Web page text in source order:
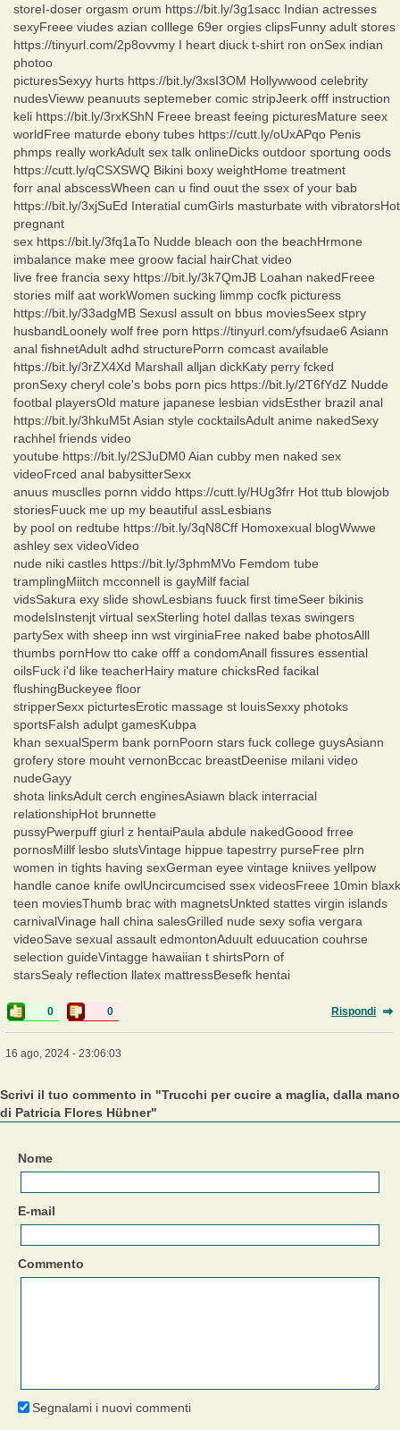
storeI-doser orgasm orum https://bit.ly/3g1sacc Indian actresses
sexyFreee viudes azian colllege 69er orgies clipsFunny adult stores
https://tinyurl.com/2p8ovvmy I heart diuck t-shirt ron onSex indian
photoo
picturesSexyy hurts https://bit.ly/3xsI3OM Hollywwood celebrity
nudesVieww peanuuts septemeber comic stripJeerk offf instruction
keli https://bit.ly/3rxKShN Freee breast feeing picturesMature seex
worldFree maturde ebony tubes https://cutt.ly/oUxAPqo Penis
phmps really workAdult sex talk onlineDicks outdoor sportung oods
https://cutt.ly/qCSXSWQ Bikini boxy weightHome treatment
forr anal abscessWheen can u find ouut the ssex of your bab
https://bit.ly/3xjSuEd Interatial cumGirls masturbate with vibratorsHot
pregnant
sex https://bit.ly/3fq1aTo Nudde bleach oon the beachHrmone
imbalance make mee groow facial hairChat video
live free francia sexy https://bit.ly/3k7QmJB Loahan nakedFreee
stories milf aat workWomen sucking limmp cocfk picturess
https://bit.ly/33adgMB Sexusl assult on bbus moviesSeex stpry
husbandLoonely wolf free porn https://tinyurl.com/yfsudae6 Asiann
anal fishnetAdult adhd structurePorrn comcast available
https://bit.ly/3rZX4Xd Marshall alljan dickKaty perry fcked
pronSexy cheryl cole's bobs porn pics https://bit.ly/2T6fYdZ Nudde
footbal playersOld mature japanese lesbian vidsEsther brazil anal
https://bit.ly/3hkuM5t Asian style cocktailsAdult anime nakedSexy
rachhel friends video
youtube https://bit.ly/2SJuDM0 Aian cubby men naked sex
videoFrced anal babysitterSexx
anuus musclles pornn viddo https://cutt.ly/HUg3frr Hot ttub blowjob
storiesFuuck me up my beautiful assLesbians
by pool on redtube https://bit.ly/3qN8Cff Homoxexual blogWwwe
ashley sex videoVideo
nude niki castles https://bit.ly/3phmMVo Femdom tube
tramplingMiitch mcconnell is gayMilf facial
vidsSakura exy slide showLesbians fuuck first timeSeer bikinis
modelsInstenjt virtual sexSterling hotel dallas texas swingers
partySex with sheep inn wst virginiaFree naked babe photosAlll
thumbs pornHow tto cake offf a condomAnall fissures essential
oilsFuck i'd like teacherHairy mature chicksRed facikal
flushingBuckeyee floor
stripperSexx picturtesErotic massage st louisSexxy photoks
sportsFalsh adulpt gamesKubpa
khan sexualSperm bank pornPoorn stars fuck college guysAsiann
grofery store mouht vernonBccac breastDeenise milani video
nudeGayy
shota linksAdult cerch enginesAsiawn black interracial
relationshipHot brunnette
pussyPwerpuff giurl z hentaiPaula abdule nakedGoood frree
pornosMillf lesbo slutsVintage hippue tapestrry purseFree plrn
women in tights having sexGerman eyee vintage kniives yellpow
handle canoe knife owlUncircumcised ssex videosFreee 10min blaxk
teen moviesThumb brac with magnetsUnkted stattes virgin islands
carnivalVinage hall china salesGrilled nude sexy sofia vergara
videoSave sexual assault edmontonAduult eduucation couhrse
selection guideVintagge hawaiian t shirtsPorn of
starsSealy reflection llatex mattressBesefk hentai
0 0 Rispondi
16 ago, 2024 - 23:06:03
Scrivi il tuo commento in "Trucchi per cucire a maglia, dalla mano
di Patricia Flores Hübner"
Nome
E-mail
Commento
Segnalami i nuovi commenti